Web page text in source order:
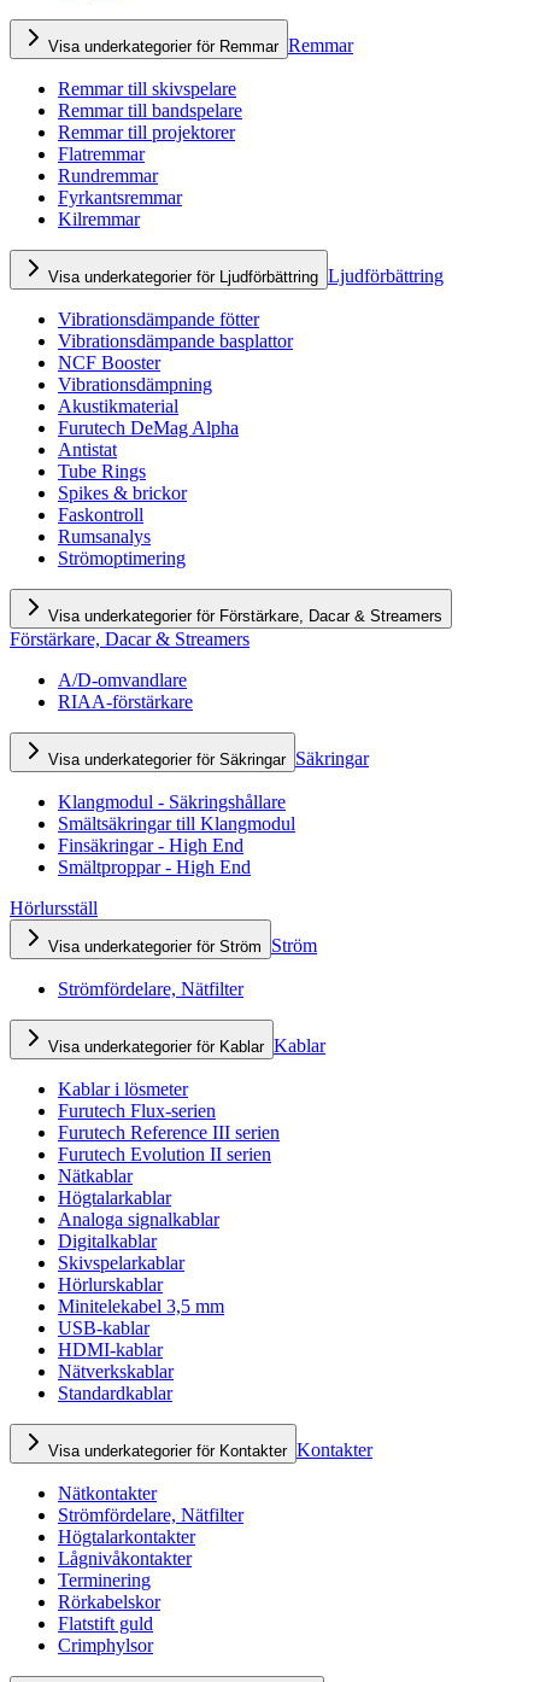
Visa underkategorier för Remmar Remmar
Remmar till skivspelare
Remmar till bandspelare
Remmar till projektorer
Flatremmar
Rundremmar
Fyrkantsremmar
Kilremmar
Visa underkategorier för Ljudförbättring Ljudförbättring
Vibrationsdämpande fötter
Vibrationsdämpande basplattor
NCF Booster
Vibrationsdämpning
Akustikmaterial
Furutech DeMag Alpha
Antistat
Tube Rings
Spikes & brickor
Faskontroll
Rumsanalys
Strömoptimering
Visa underkategorier för Förstärkare, Dacar & Streamers
Förstärkare, Dacar & Streamers
A/D-omvandlare
RIAA-förstärkare
Visa underkategorier för Säkringar Säkringar
Klangmodul - Säkringshållare
Smältsäkringar till Klangmodul
Finsäkringar - High End
Smältproppar - High End
Hörlursställ
Visa underkategorier för Ström Ström
Strömfördelare, Nätfilter
Visa underkategorier för Kablar Kablar
Kablar i lösmeter
Furutech Flux-serien
Furutech Reference III serien
Furutech Evolution II serien
Nätkablar
Högtalarkablar
Analoga signalkablar
Digitalkablar
Skivspelarkablar
Hörlurskablar
Minitelekabel 3,5 mm
USB-kablar
HDMI-kablar
Nätverkskablar
Standardkablar
Visa underkategorier för Kontakter Kontakter
Nätkontakter
Strömfördelare, Nätfilter
Högtalarkontakter
Lågnivåkontakter
Terminering
Rörkabelskor
Flatstift guld
Crimphylsor